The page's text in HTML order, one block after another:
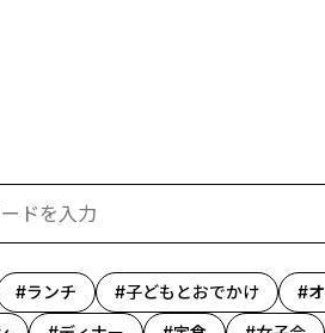
ランチ 子どもとおでかけ